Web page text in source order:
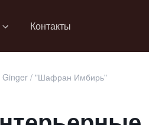
Контакты
Ginger / "Шафран Имбирь"